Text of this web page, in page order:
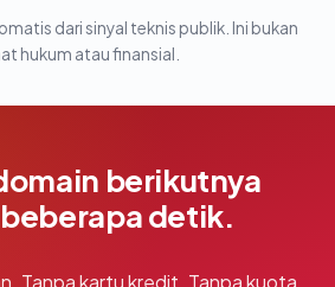
dari sinyal teknis publik. Ini bukan
hukum atau finansial.
berikutnya
detik.